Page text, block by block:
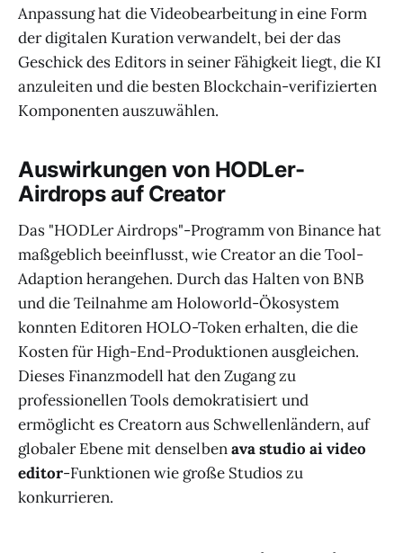
Anpassung hat die Videobearbeitung in eine Form
der digitalen Kuration verwandelt, bei der das
Geschick des Editors in seiner Fähigkeit liegt, die KI
anzuleiten und die besten Blockchain-verifizierten
Komponenten auszuwählen.
Auswirkungen von HODLer-
Airdrops auf Creator
Das "HODLer Airdrops"-Programm von Binance hat
maßgeblich beeinflusst, wie Creator an die Tool-
Adaption herangehen. Durch das Halten von BNB
und die Teilnahme am Holoworld-Ökosystem
konnten Editoren HOLO-Token erhalten, die die
Kosten für High-End-Produktionen ausgleichen.
Dieses Finanzmodell hat den Zugang zu
professionellen Tools demokratisiert und
ermöglicht es Creatorn aus Schwellenländern, auf
globaler Ebene mit denselbenava studio ai video
editor-Funktionen wie große Studios zu
konkurrieren.